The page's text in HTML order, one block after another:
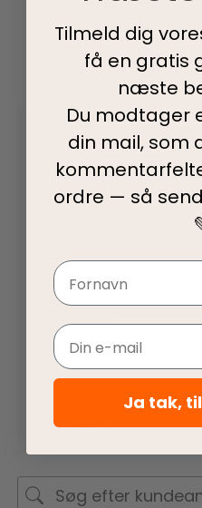
Baseret på
5 stjerner
3 stjerner
1 stjerne
Tilmeld dig
få en gratis
næste
Du modtager
din mail, som
ordre — så
Navn
Email
Ja tak,